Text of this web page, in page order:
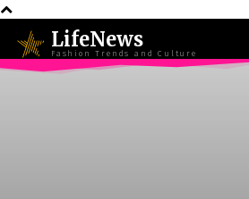
LifeNews
Fashion Trends and Culture